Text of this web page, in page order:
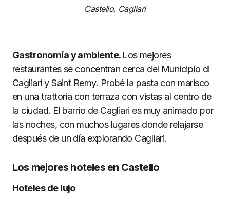
Castello, Cagliari
Gastronomía y ambiente. Los mejores
restaurantes se concentran cerca del Municipio di
Cagliari y Saint Remy. Probé la pasta con marisco
en una trattoria con terraza con vistas al centro de
la ciudad. El barrio de Cagliari es muy animado por
las noches, con muchos lugares donde relajarse
después de un día explorando Cagliari.
Los mejores hoteles en Castello
Hoteles de lujo